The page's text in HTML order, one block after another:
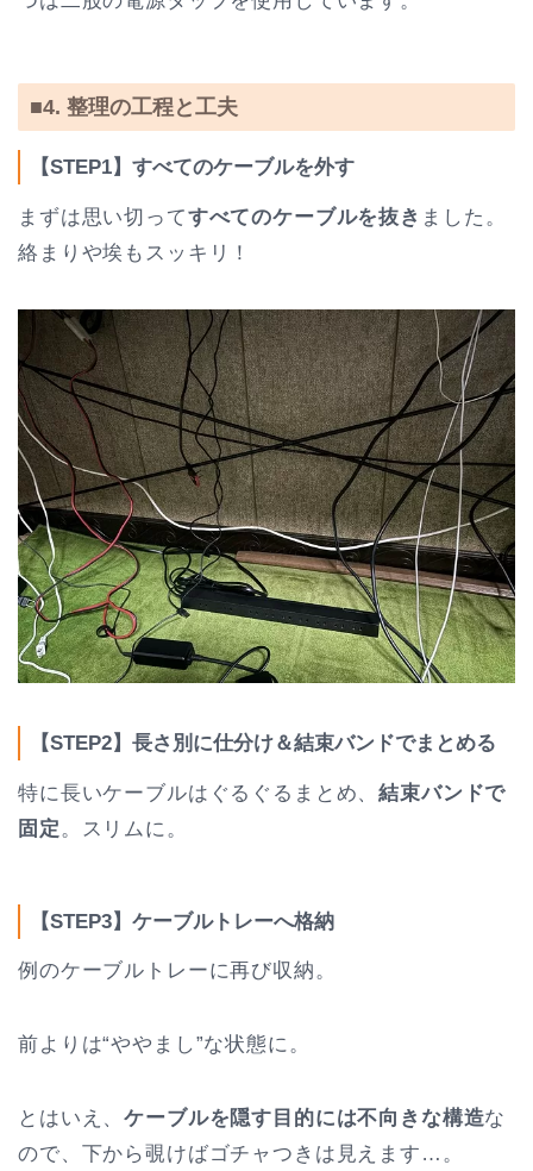
■4. 整理の工程と工夫
【STEP1】すべてのケーブルを外す
まずは思い切ってすべてのケーブルを抜き ました。
絡まりや埃もスッキリ！
【STEP2】長さ別に仕分け＆結束バンドでまとめる
特に長いケーブルはぐるぐるまとめ、結束バンドで
固定 。スリムに。
【STEP3】ケーブルトレーへ格納
例のケーブルトレーに再び収納。
前よりは“ややまし”な状態に。
とはいえ、ケーブルを隠す目的には不向きな構造な
ので、下から覗けばゴチャつきは見えます…。